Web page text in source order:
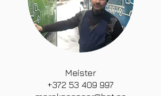
Meister
+372 53 409 997